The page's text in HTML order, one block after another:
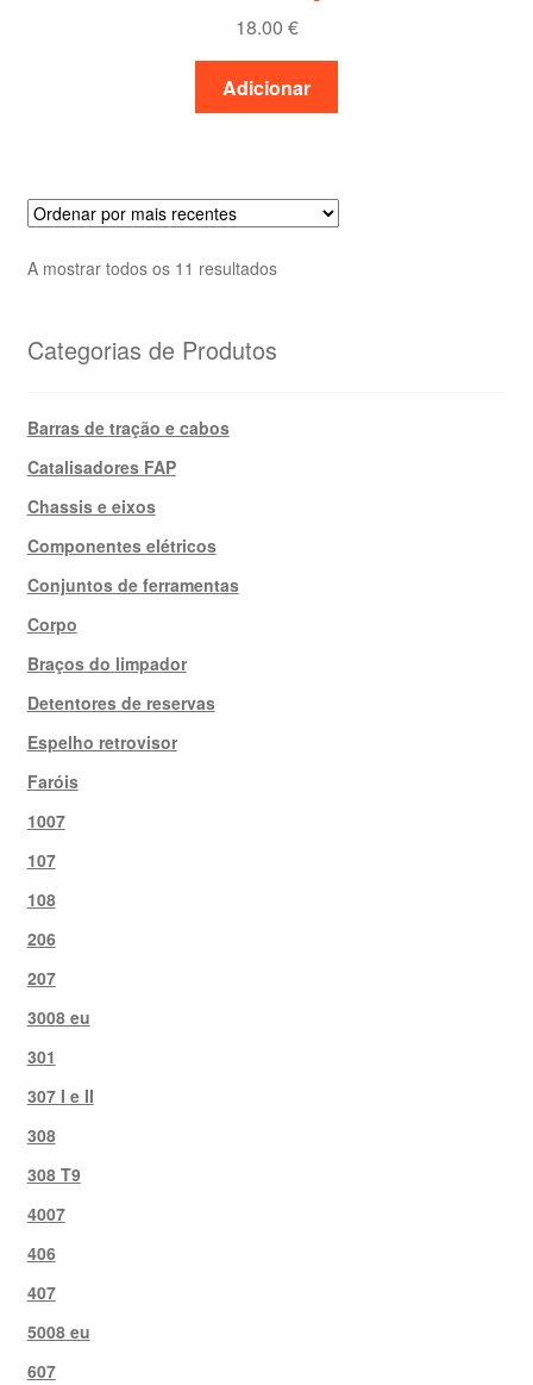
18.00 €
Adicionar
A mostrar todos os 11 resultadosOrdenado
recentes
Categorias de Produtos
Barras de tração e cabos
Catalisadores FAP
Chassis e eixos
Componentes elétricos
Conjuntos de ferramentas
Corpo
Braços do limpador
Detentores de reservas
Espelho retrovisor
Faróis
1007
107
108
206
207
3008 eu
301
307 I e II
308
308 T9
4007
406
407
5008 eu
607